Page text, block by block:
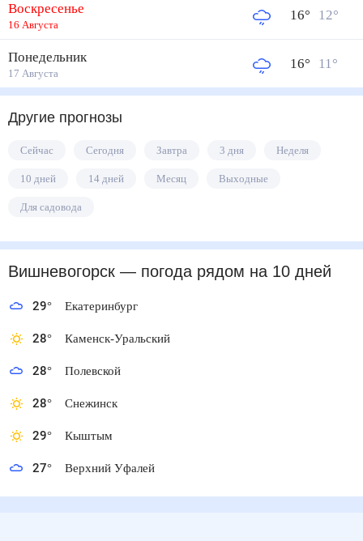
Воскресенье
16 Августа
16° 12°
Понедельник
17 Августа
16° 11°
Другие прогнозы
Сейчас Сегодня Завтра 3 дня Неделя
10 дней 14 дней Месяц Выходные
Для садовода
Вишневогорск — погода рядом на 10 дней
29° Екатеринбург
28° Каменск-Уральский
28° Полевской
28° Снежинск
29° Кыштым
27° Верхний Уфалей